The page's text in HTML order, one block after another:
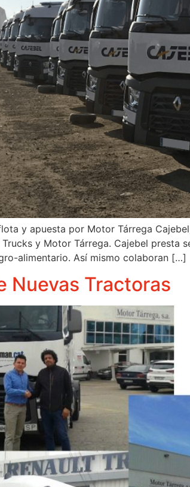
y apuesta por Motor Tárrega
y Motor Tárrega. Cajebel presta
alimentario. Así mismo colaboran […]
Nuevas Tractoras